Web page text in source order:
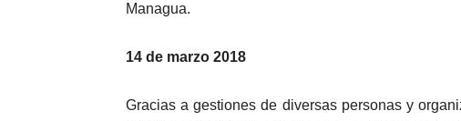
Managua.
14 de marzo 2018
Gracias a gestiones de diversas personas y